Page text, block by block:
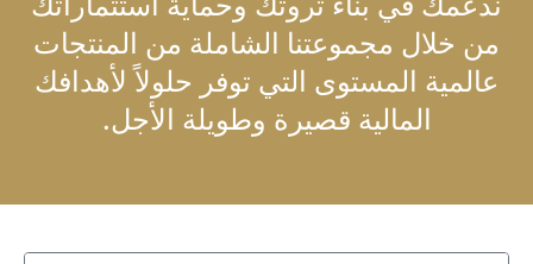
من خلال مجموعتنا الشاملة من المنتجات
عالمية المستوى التي توفر حلولاً لأهدافك
المالية قصيرة وطويلة الأجل.